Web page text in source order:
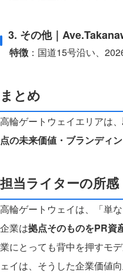
3. その他｜
特徴 ：国道15号沿い、
まとめ
高輪ゲートウェイエリアは、
点の未来価値・ブランディ
担当ライターの所感
高輪ゲートウェイは、「単
企業は拠点そのものをPR資
業にとっても背中を押すモ
ェイは、そうした企業価値